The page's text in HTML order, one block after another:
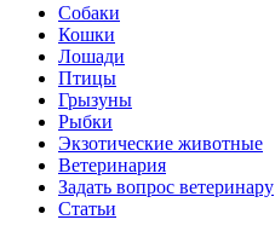
Собаки
Кошки
Лошади
Птицы
Грызуны
Рыбки
Экзотические животные
Ветеринария
Задать вопрос ветеринару
Статьи